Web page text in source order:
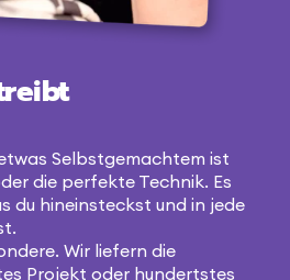
Selbstgemachtem ist
die perfekte Technik. Es
du hineinsteckst und in jede
Wir liefern die
Projekt oder hundertstes